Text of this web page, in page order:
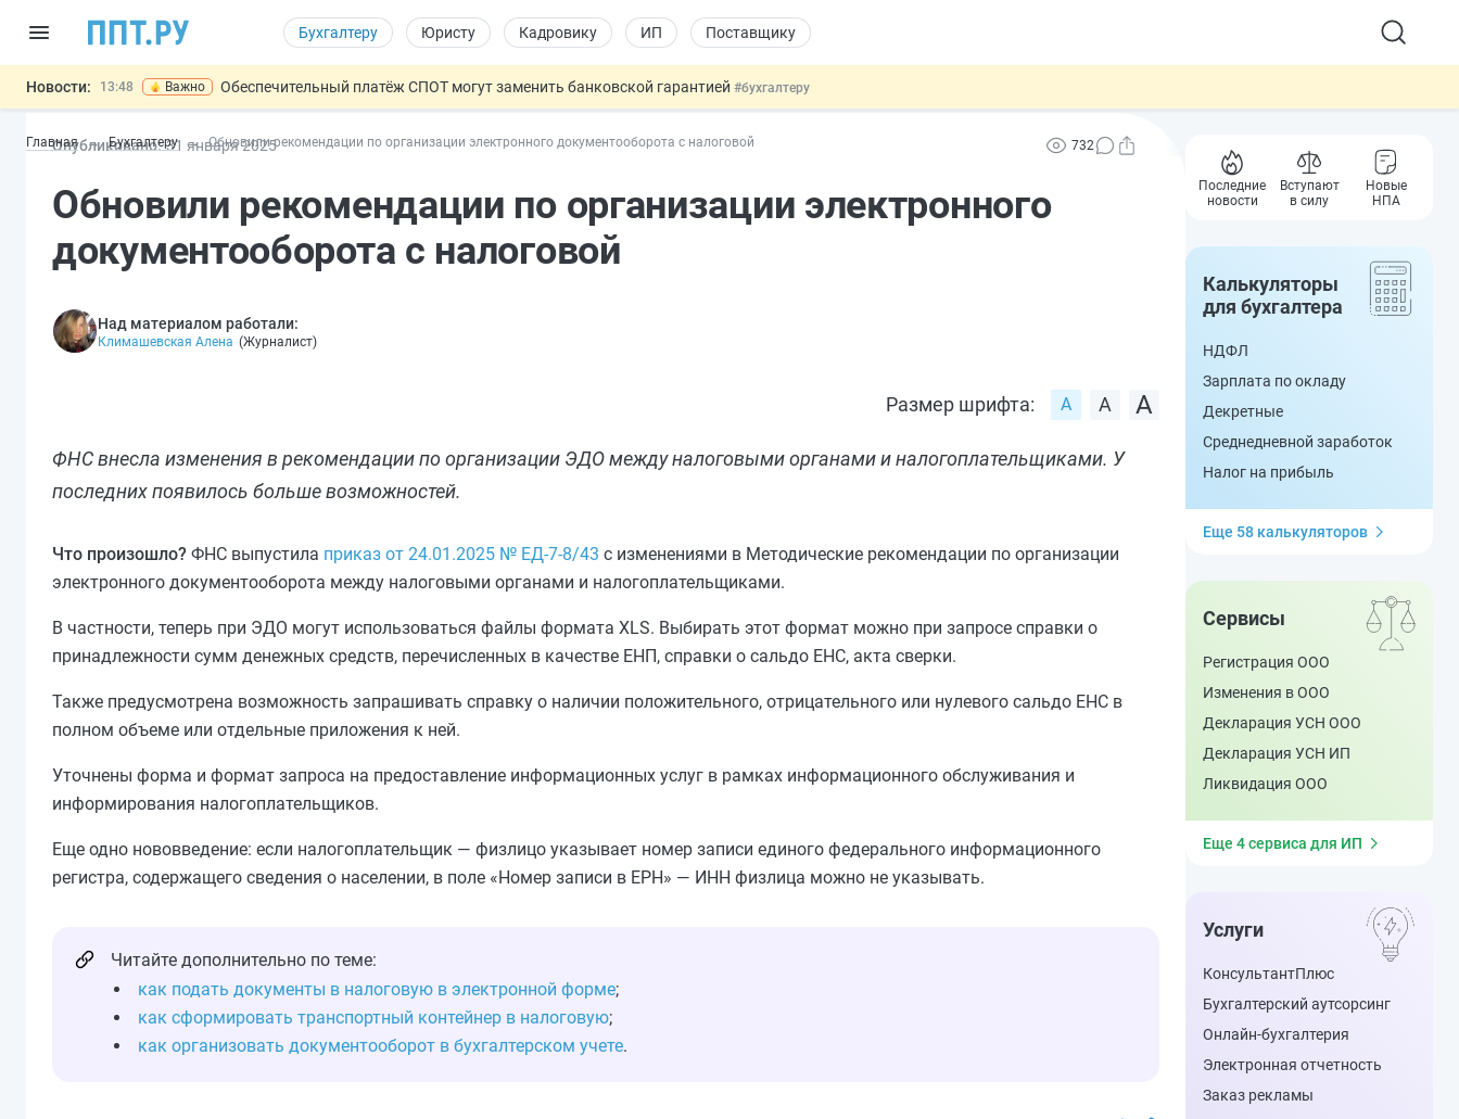
Бухгалтеру Юристу Кадровику ИП Поставщику
Новости: 13:48 Важно Обеспечительный платёж СПОТ могут заменить банковской гарантией #бухгалтеру
11:23 Минпромторг предлагает новые формы сертификата и декларации о соответствии#юристу
14:21
На оплату эвакуации автомобиля предложили давать скидку #физлицу
Главная Бухгалтеру Обновили рекомендации по организации электронного документооборота с налоговой
Опубликовано: 31 января2025 732
Обновили рекомендации по организации электронного
документооборота с налоговой
Над материалом работали:
Климашевская Алена (Журналист)
Размер шрифта:
ФНС внесла изменения в рекомендации по организации ЭДО между налоговыми органами и налогоплательщиками. У
последних появилось больше возможностей.
Что произошло? ФНС выпустила приказ от 24.01.2025 № ЕД-7-8/43 с изменениями в Методические рекомендации по организации
электронного документооборота между налоговыми органами и налогоплательщиками.
В частности, теперь при ЭДО могут использоваться файлы формата XLS. Выбирать этот формат можно при запросе справки о
принадлежности сумм денежных средств, перечисленных в качестве ЕНП, справки о сальдо ЕНС, акта сверки.
Также предусмотрена возможность запрашивать справку о наличии положительного, отрицательного или нулевого сальдо ЕНС в
полном объеме или отдельные приложения к ней.
Уточнены форма и формат запроса на предоставление информационных услуг в рамках информационного обслуживания и
информирования налогоплательщиков.
Еще одно нововведение: если налогоплательщик — физлицо указывает номер записи единого федерального информационного
регистра, содержащего сведения о населении, в поле «Номер записи в ЕРН» — ИНН физлица можно не указывать.
Читайте дополнительно по теме:
как подать документы в налоговую в электронной форме;
как сформировать транспортный контейнер в налоговую;
как организовать документооборот в бухгалтерском учете.
Последние
новости
Вступают
в силу
Новые
НПА
Калькуляторы
для бухгалтера
НДФЛ
Зарплата по окладу
Декретные
Среднедневной заработок
Налог на прибыль
Еще 58 калькуляторов
Сервисы
Регистрация ООО
Изменения в ООО
Декларация УСН ООО
Декларация УСН ИП
Ликвидация ООО
Еще 4 сервиса для ИП
Услуги
КонсультантПлюс
Бухгалтерский аутсорсинг
Онлайн-бухгалтерия
Электронная отчетность
Заказ рекламы